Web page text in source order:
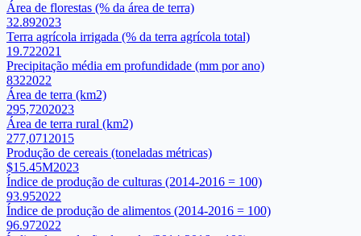
Área de florestas (% da área de terra)
32.892023
Terra agrícola irrigada (% da terra agrícola total)
19.722021
Precipitação média em profundidade (mm por ano)
8322022
Área de terra (km2)
295,7202023
Área de terra rural (km2)
277,071 2015
Produção de cereais (toneladas métricas)
$15.45M2023
Índice de produção de culturas (2014-2016 = 100)
93.952022
Índice de produção de alimentos (2014-2016 = 100)
96.972022